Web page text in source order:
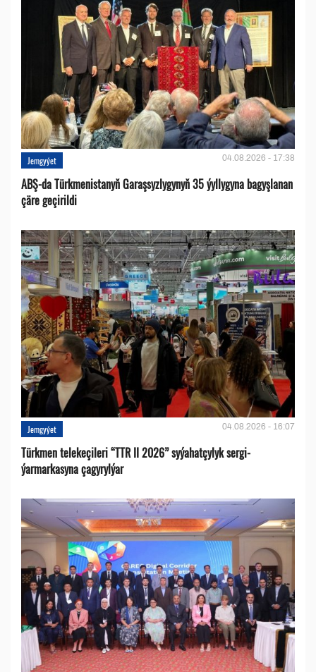
Jemgyýet 04.08.2026 - 17:38
ABŞ-da Türkmenistanyň Garaşsyzlygynyň 35 ýyllygyna bagyşlanan
çäre geçirildi
Jemgyýet 04.08.2026 - 16:07
Türkmen telekeçileri “TTR II 2026” syýahatçylyk sergi-
ýarmarkasyna çagyrylýar